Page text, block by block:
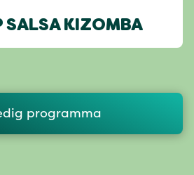
SALSA KIZOMBA
programma